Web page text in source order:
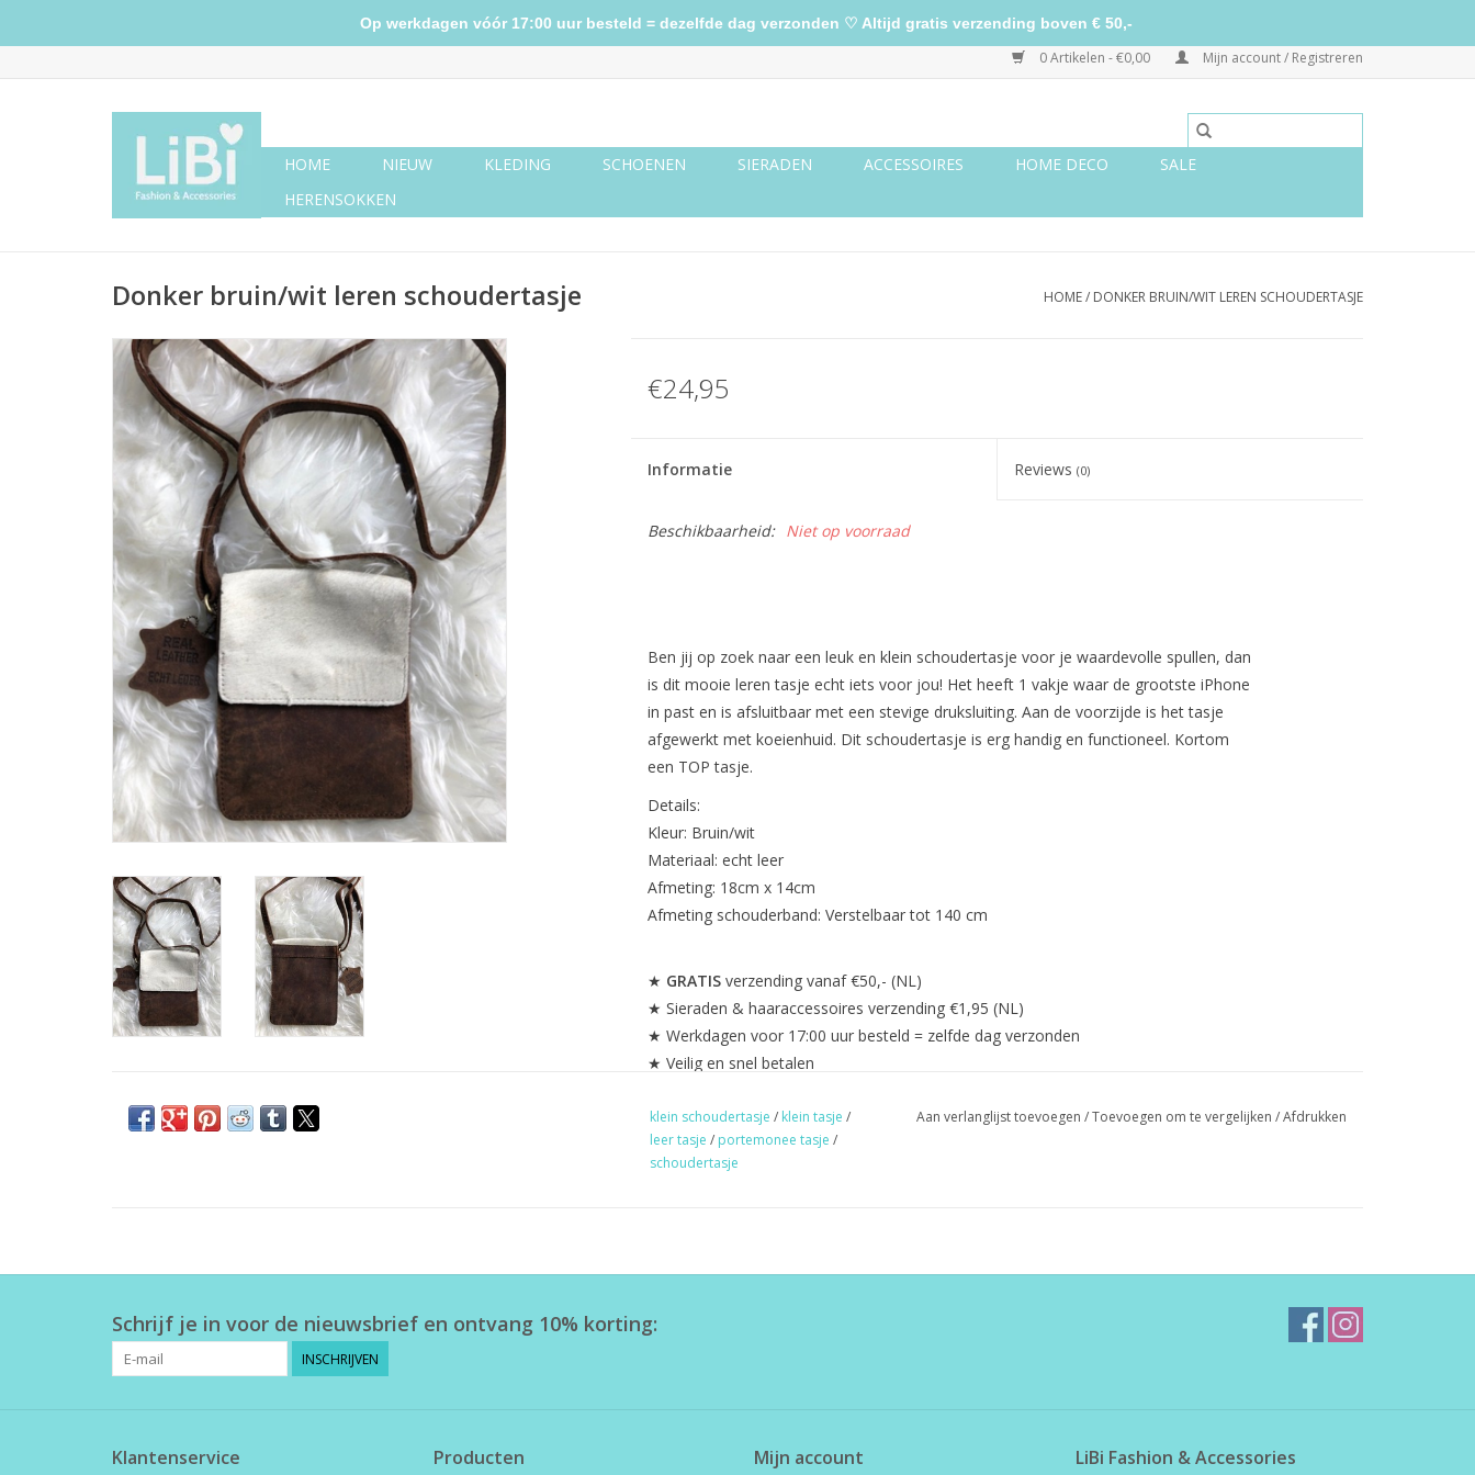
0 Artikelen - €0,00 Mijn account / Registreren
HOME NIEUW KLEDING SCHOENEN SIERADEN ACCESSOIRES HOME DECO
SALE
HERENSOKKEN
Donker bruin/wit leren schoudertasje HOME/ DONKER BRUIN/WIT LEREN SCHOUDERTASJE
€24,95
Informatie Reviews(0)
Beschikbaarheid: Niet op voorraad
Ben jij op zoek naar een leuk en klein schoudertasje voor je waardevolle spullen, dan
is dit mooie leren tasje echt iets voor jou! Het heeft 1 vakje waar de grootste iPhone
in past en is afsluitbaar met een stevige druksluiting. Aan de voorzijde is het tasje
afgewerkt met koeienhuid. Dit schoudertasje is erg handig en functioneel. Kortom
een TOP tasje.
Details:
Kleur: Bruin/wit
Materiaal: echt leer
Afmeting: 18cm x 14cm
Afmeting schouderband: Verstelbaar tot 140 cm
★ GRATISverzending vanaf €50,- (NL)
★ Sieraden & haaraccessoires verzending €1,95 (NL)
★ Werkdagen voor 17:00 uur besteld = zelfde dag verzonden
★ Veilig en snel betalen
klein schoudertasje / klein tasje /
leer tasje / portemonee tasje /
schoudertasje
Aan verlanglijst toevoegen /Toevoegen om te vergelijken /Afdrukken
Schrijf je in voor de nieuwsbrief en ontvang 10% korting:
INSCHRIJVEN
Klantenservice Producten Mijn account LiBi Fashion & Accessories
Op werkdagen vóór 17:00 uur besteld = dezelfde dag verzonden ♡ Altijd gratis verzending boven € 50,-